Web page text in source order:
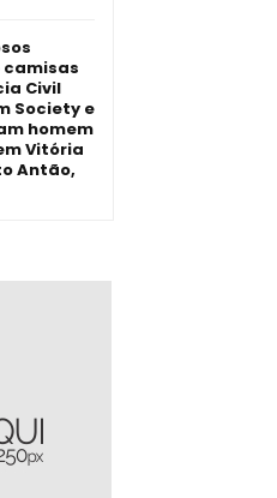
camisas
Civil
Society e
homem
Vitória
Antão,